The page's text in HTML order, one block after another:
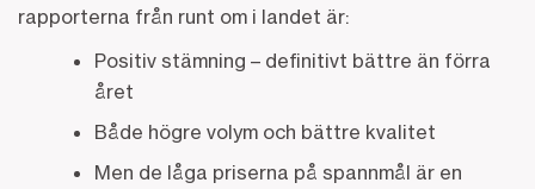
rapporterna från runt om i landet är:
Positiv stämning – definitivt bättre än förra
året
Både högre volym och bättre kvalitet
Men de låga priserna på spannmål är en